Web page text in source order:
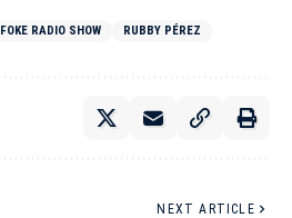
RADIO SHOW RUBBY PÉREZ
NEXT ARTICLE